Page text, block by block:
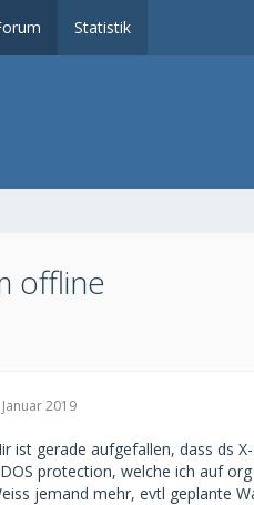
Statistik
offline
Januar 2019
ist gerade aufgefallen, dass ds
protection, welche ich auf
jemand mehr, evtl geplante